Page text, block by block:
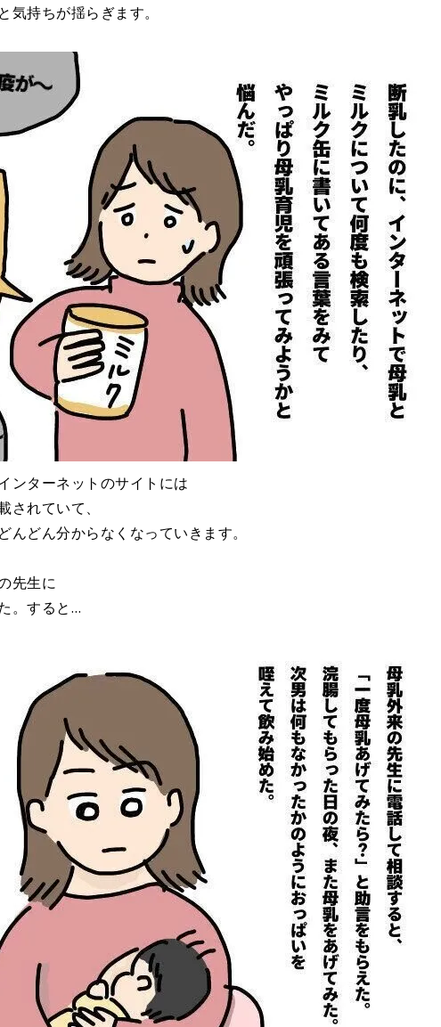
気持ちが揺らぎます。
ンターネットのサイトには
されていて、
んどん分からなくなっていきます。
先生に
。すると…